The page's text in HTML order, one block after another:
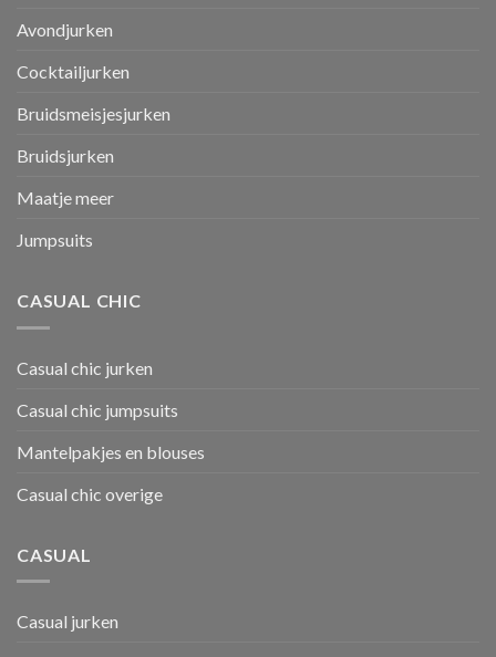
Avondjurken
Cocktailjurken
Bruidsmeisjesjurken
Bruidsjurken
Maatje meer
Jumpsuits
CASUAL CHIC
Casual chic jurken
Casual chic jumpsuits
Mantelpakjes en blouses
Casual chic overige
CASUAL
Casual jurken